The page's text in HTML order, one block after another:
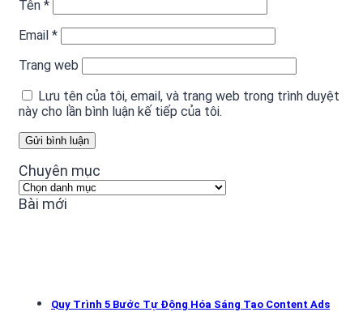
Tên *
Email *
Trang web
Lưu tên của tôi, email, và trang web trong trình duyệt
này cho lần bình luận kế tiếp của tôi.
Chuyên mục
Chuyên
mục
Bài mới
Quy Trình 5 Bước Tự Động Hóa Sáng Tạo Content Ads